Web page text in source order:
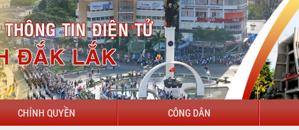
CHÍNH QUYỀN CÔNG DÂN